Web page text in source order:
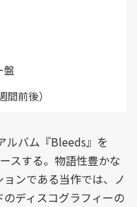
盤
間前後）
ルバム『Bleeds』を
スする。物語性豊かな
ンである当作では、ノ
ディスコグラフィーの